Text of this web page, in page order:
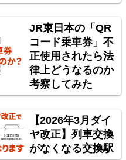
JR東日本の「QR
コード乗車券」不
正使用されたら法
律上どうなるのか
考察してみた
【2026年3月ダイ
ヤ改正】列車交換
がなくなる交換駅